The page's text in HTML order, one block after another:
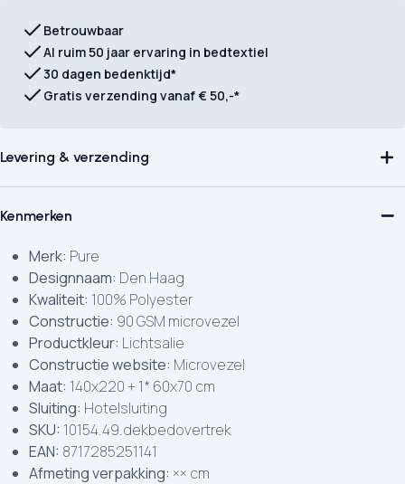
Betrouwbaar
Al ruim 50 jaar ervaring in bedtextiel
30 dagen bedenktijd*
Gratis verzending vanaf € 50,-*
Levering & verzending
Kenmerken
Merk: Pure
Designnaam: Den Haag
Kwaliteit: 100% Polyester
Constructie: 90 GSM microvezel
Productkleur: Lichtsalie
Constructie website: Microvezel
Maat: 140x220 + 1* 60x70 cm
Sluiting: Hotelsluiting
SKU: 10154.49.dekbedovertrek
EAN: 8717285251141
Afmeting verpakking: ×× cm